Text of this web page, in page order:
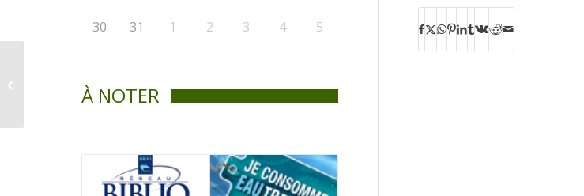
30 31 1 2 3 4 5
À NOTER
Séance du conseil